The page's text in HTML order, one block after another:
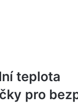
teplota
pro